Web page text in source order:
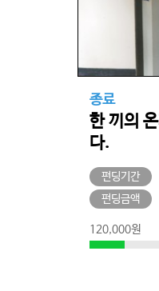
종료
한 끼의
다.
펀딩기간
펀딩금액
120,000원